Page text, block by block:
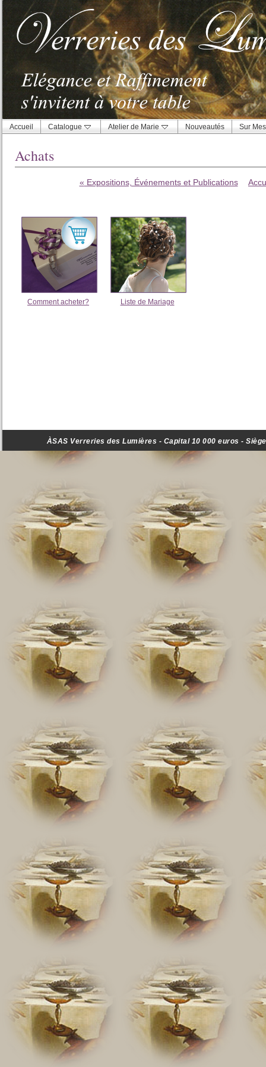
Accueil Catalogue Atelier de Marie Nouveautés Sur
Achats
« Expositions, Événements et Publications
Comment acheter? Liste de Mariage
ÀSAS Verreries des Lumières - Capital 10 000 euros -